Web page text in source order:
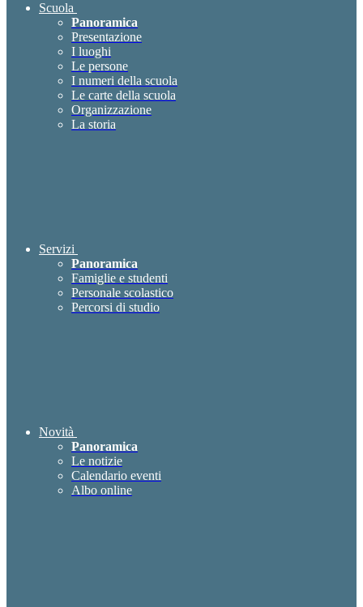
Scuola
Panoramica
Presentazione
I luoghi
Le persone
I numeri della scuola
Le carte della scuola
Organizzazione
La storia
Servizi
Panoramica
Famiglie e studenti
Personale scolastico
Percorsi di studio
Novità
Panoramica
Le notizie
Calendario eventi
Albo online